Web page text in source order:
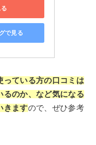
で見る
っている方の口コミは
るのか、など気になる
きますので、ぜひ参考